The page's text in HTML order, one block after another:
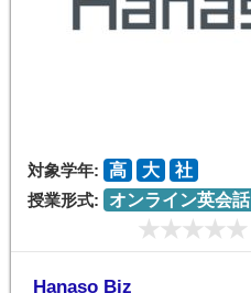
対象学年: 高 大
社
授業形式:
オンライン英会話
Hanaso Biz